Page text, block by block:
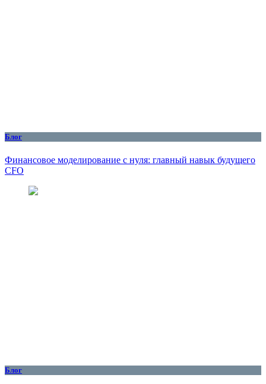
Блог
Финансовое моделирование с нуля: главный навык будущего
CFO
Блог